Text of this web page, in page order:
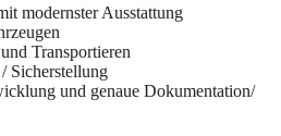
modernster Ausstattung
Transportieren
Sicherstellung
und genaue Dokumentation/